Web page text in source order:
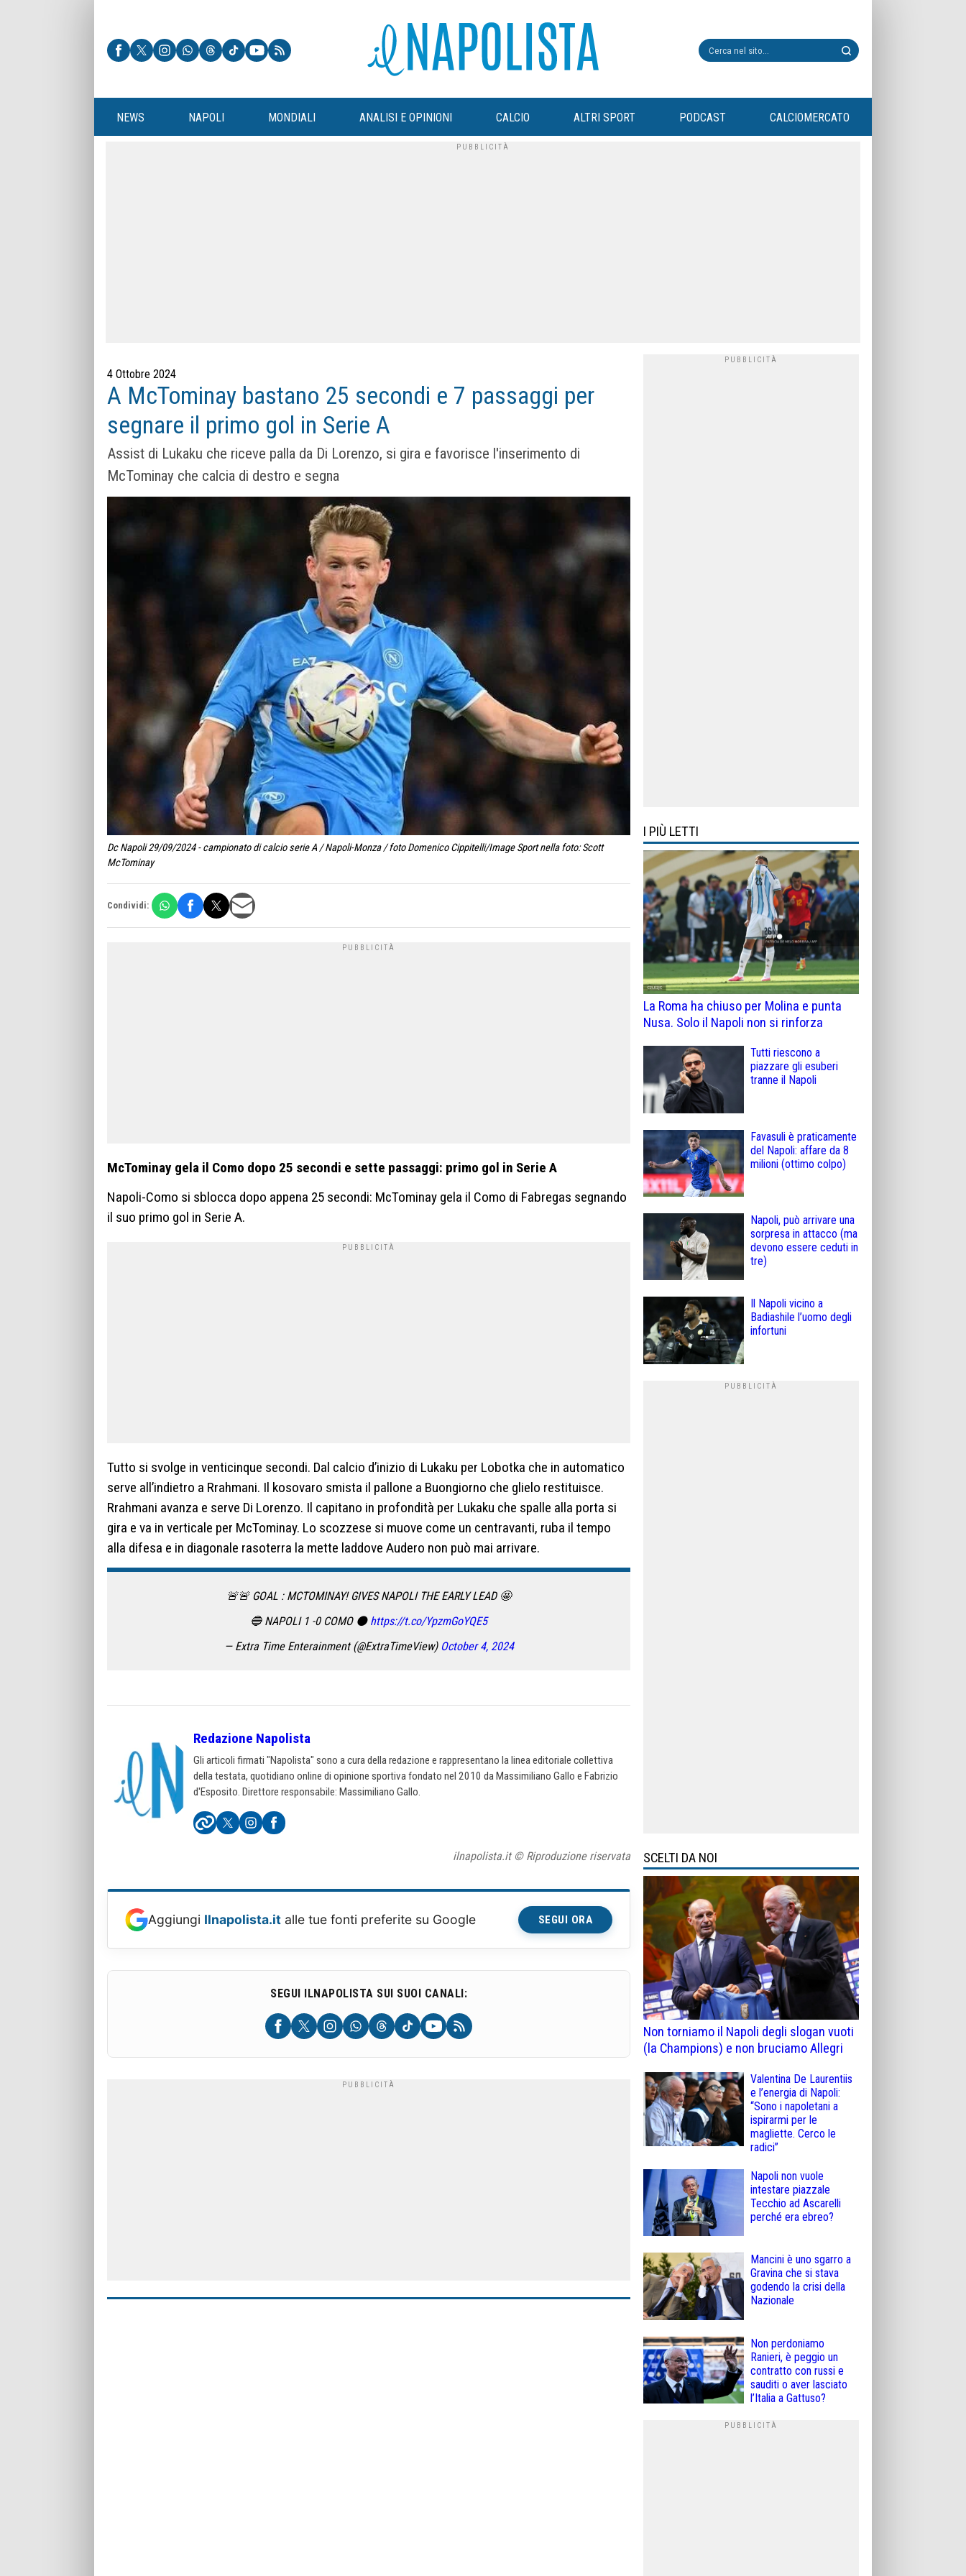
NEWS NAPOLI MONDIALI ANALISI E OPINIONI CALCIO ALTRI SPORT PODCAST CALCIOMERCATO
4 Ottobre 2024
A McTominay bastano 25 secondi e 7 passaggi per
segnare il primo gol in Serie A
Assist di Lukaku che riceve palla da Di Lorenzo, si gira e favorisce l'inserimento di
McTominay che calcia di destro e segna
Dc Napoli 29/09/2024 - campionato di calcio serie A / Napoli-Monza / foto Domenico Cippitelli/Image Sport nella foto: Scott
McTominay
Condividi:
McTominay gela il Como dopo 25 secondi e sette passaggi: primo gol in Serie A
Napoli-Como si sblocca dopo appena 25 secondi: McTominay gela il Como di Fabregas segnando
il suo primo gol in Serie A.
Tutto si svolge in venticinque secondi. Dal calcio d’inizio di Lukaku per Lobotka che in automatico
serve all’indietro a Rrahmani. Il kosovaro smista il pallone a Buongiorno che glielo restituisce.
Rrahmani avanza e serve Di Lorenzo. Il capitano in profondità per Lukaku che spalle alla porta si
gira e va in verticale per McTominay. Lo scozzese si muove come un centravanti, ruba il tempo
alla difesa e in diagonale rasoterra la mette laddove Audero non può mai arrivare.
🚨🚨 GOAL : MCTOMINAY! GIVES NAPOLI THE EARLY LEAD 🤩
🔵 NAPOLI 1 -0 COMO ⚫️ https://t.co/YpzmGoYQE5
— Extra Time Enterainment (@ExtraTimeView) October 4, 2024
Redazione Napolista
Gli articoli firmati "Napolista" sono a cura della redazione e rappresentano la linea editoriale collettiva
della testata, quotidiano online di opinione sportiva fondato nel 2010 da Massimiliano Gallo e Fabrizio
d'Esposito. Direttore responsabile: Massimiliano Gallo.
ilnapolista.it © Riproduzione riservata
Aggiungi Ilnapolista.it alle tue fonti preferite su Google SEGUI ORA
SEGUI ILNAPOLISTA SUI SUOI CANALI:
I PIÙ LETTI
La Roma ha chiuso per Molina e punta
Nusa. Solo il Napoli non si rinforza
Tutti riescono a
piazzare gli esuberi
tranne il Napoli
Favasuli è praticamente
del Napoli: affare da 8
milioni (ottimo colpo)
Napoli, può arrivare una
sorpresa in attacco (ma
devono essere ceduti in
tre)
Il Napoli vicino a
Badiashile l’uomo degli
infortuni
SCELTI DA NOI
Non torniamo il Napoli degli slogan vuoti
(la Champions) e non bruciamo Allegri
Valentina De Laurentiis
e l’energia di Napoli:
“Sono i napoletani a
ispirarmi per le
magliette. Cerco le
radici”
Napoli non vuole
intestare piazzale
Tecchio ad Ascarelli
perché era ebreo?
Mancini è uno sgarro a
Gravina che si stava
godendo la crisi della
Nazionale
Non perdoniamo
Ranieri, è peggio un
contratto con russi e
sauditi o aver lasciato
l’Italia a Gattuso?